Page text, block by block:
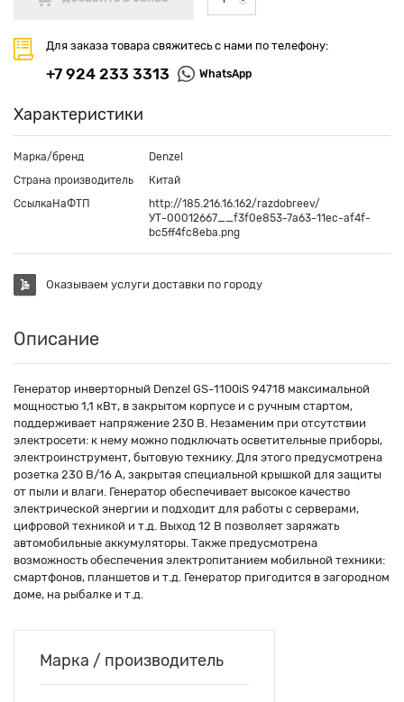
Для заказа товара свяжитесь с нами по телефону:
+7 924 233 3313 WhatsApp
Характеристики
Марка/бренд
Denzel
Страна производитель
Китай
СсылкаНаФТП
http://185.216.16.162/razdobreev/
УТ-00012667__f3f0e853-7a63-11ec-af4f-
bc5ff4fc8eba.png
Оказываем услуги доставки по городу
Описание
Генератор инверторный Denzel GS-1100iS 94718 максимальной
мощностью 1,1 кВт, в закрытом корпусе и с ручным стартом,
поддерживает напряжение 230 В. Незаменим при отсутствии
электросети: к нему можно подключать осветительные приборы,
электроинструмент, бытовую технику. Для этого предусмотрена
розетка 230 В/16 A, закрытая специальной крышкой для защиты
от пыли и влаги. Генератор обеспечивает высокое качество
электрической энергии и подходит для работы с серверами,
цифровой техникой и т.д. Выход 12 В позволяет заряжать
автомобильные аккумуляторы. Также предусмотрена
возможность обеспечения электропитанием мобильной техники:
смартфонов, планшетов и т.д. Генератор пригодится в загородном
доме, на рыбалке и т.д.
Марка / производитель